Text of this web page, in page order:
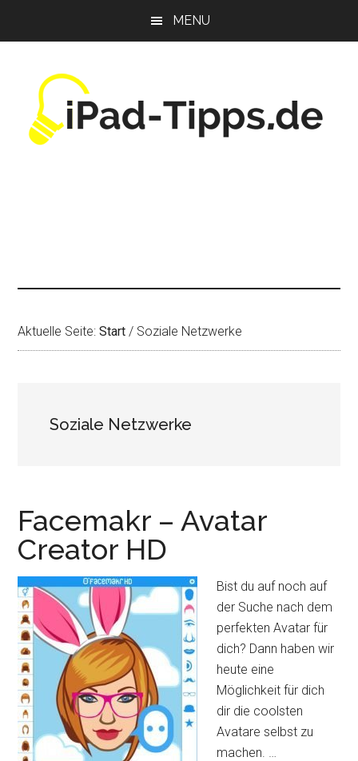
MENU
Aktuelle Seite:Start / Soziale Netzwerke
Soziale Netzwerke
Facemakr – Avatar
Creator HD
Bist du auf noch auf
der Suche nach dem
perfekten Avatar für
dich? Dann haben wir
heute eine
Möglichkeit für dich
dir die coolsten
Avatare selbst zu
machen. …